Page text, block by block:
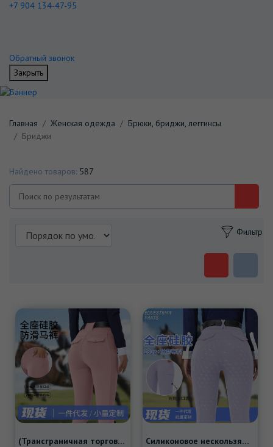
+7 904 134-47-95
Обратный звонок
Закрыть
Главная Женская одежда
Брюки, бриджи, леггинсы
Бриджи
Найдено товаров: 587
Фильтр
(Трансграничная торговля), силиконовое нескользящое кресло, эластичные белые штаны, в обтяжку, европейский стиль Силиконовое нескользящое кресло, дышащие быстросохнущие штаны, в обтяжку, Amazon